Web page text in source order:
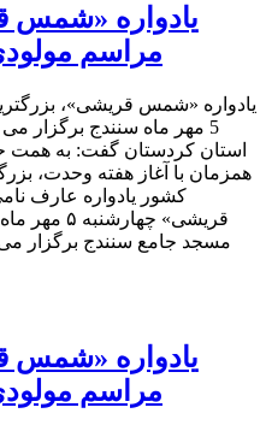
یادواره «شمس
مراسم
یادواره «شمس قریشی»،
5 مهر ماه سنندج
استان کردستان گفت: به همت
همزمان با آغاز هفته وحدت،
کشور یادواره عارف
مسجد جامع سنندج برگزار
یادواره «شمس
مراسم